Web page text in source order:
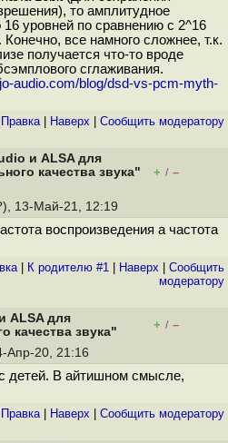
то амплитудное
16 уровней по сравнению с 2^16
Конечно, все намного сложнее, т.к.
получается что-то вроде
сглаживания.
audio.com/blog/dsd-vs-pcm-myth-
Правка| Наверх Cообщить модератору
и ALSA для
качества звука"
+ / –
13-Май-21, 12:19
воспроизведения а частота
| К родителю #1 Наверх
Cообщить
модератору
ALSA для
качества звука"
+ / –
Апр-20, 21:16
детей. В айтишном смысле,
Правка| Наверх Cообщить модератору